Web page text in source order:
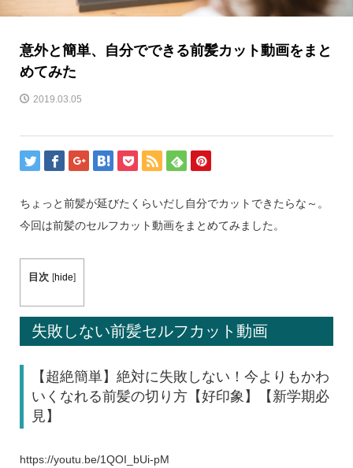
意外と簡単、自分でできる前髪カット動画をまと
めてみた
2019.03.05
ちょっと前髪が延びたくらいだし自分でカットできたらな～。
今回は前髪のセルフカット動画をまとめてみました。
目次 [hide]
失敗しない前髪セルフカット動画
【超絶簡単】絶対に失敗しない！今よりもかわ
いくなれる前髪の切り方【好印象】【新学期必
見】
https://youtu.be/1QOI_bUi-pM